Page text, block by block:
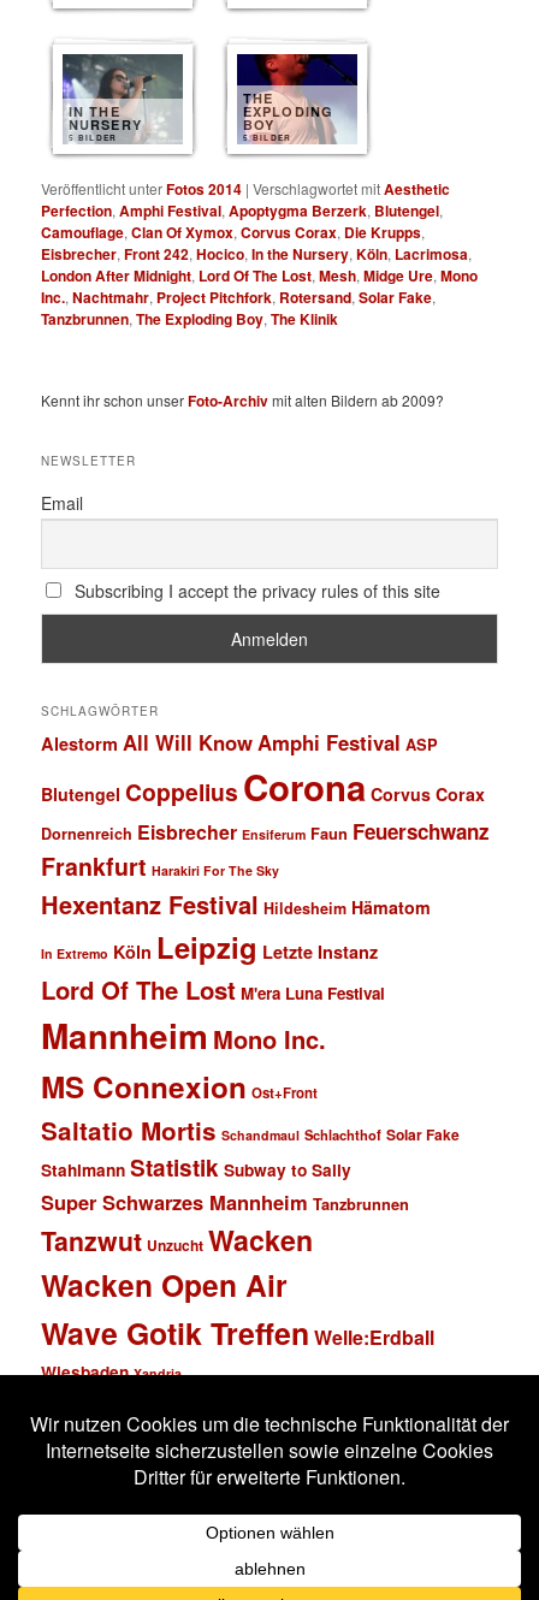
IN THE
NURSERY
5 BILDER
THE
EXPLODING
BOY
5 BILDER
Veröffentlicht unterFotos 2014 |Verschlagwortet mitAesthetic
Perfection,Amphi Festival,Apoptygma Berzerk, Blutengel,
Camouflage,Clan Of Xymox,Corvus Corax, Die Krupps,
Eisbrecher,Front 242,Hocico,In the Nursery,Köln, Lacrimosa,
London After Midnight, Lord Of The Lost,Mesh,Midge Ure,Mono
Inc.,Nachtmahr, Project Pitchfork, Rotersand,Solar Fake,
Tanzbrunnen,The Exploding Boy,The Klinik
Kennt ihr schon unserFoto-Archivmit alten Bildern ab 2009?
NEWSLETTER
Email
Subscribing I accept the privacy rules of this site
SCHLAGWÖRTER
Alestorm All Will KnowAmphi Festival ASP
Blutengel Coppelius Corona Corvus Corax
Dornenreich Eisbrecher Ensiferum Faun Feuerschwanz
Frankfurt Harakiri For The Sky
Hexentanz Festival Hildesheim Hämatom
In Extremo Köln Leipzig Letzte Instanz
Lord Of The Lost M'era Luna Festival
Mannheim Mono Inc.
MS Connexion Ost+Front
Saltatio Mortis Schandmaul Schlachthof Solar Fake
Stahlmann Statistik Subway to Sally
Super Schwarzes Mannheim Tanzbrunnen
Tanzwut Unzucht Wacken
Wacken Open Air
Wave Gotik Treffen Welle:Erdball
Wiesbaden Xandria
Impressum
Stolz präsentiert von WordPress